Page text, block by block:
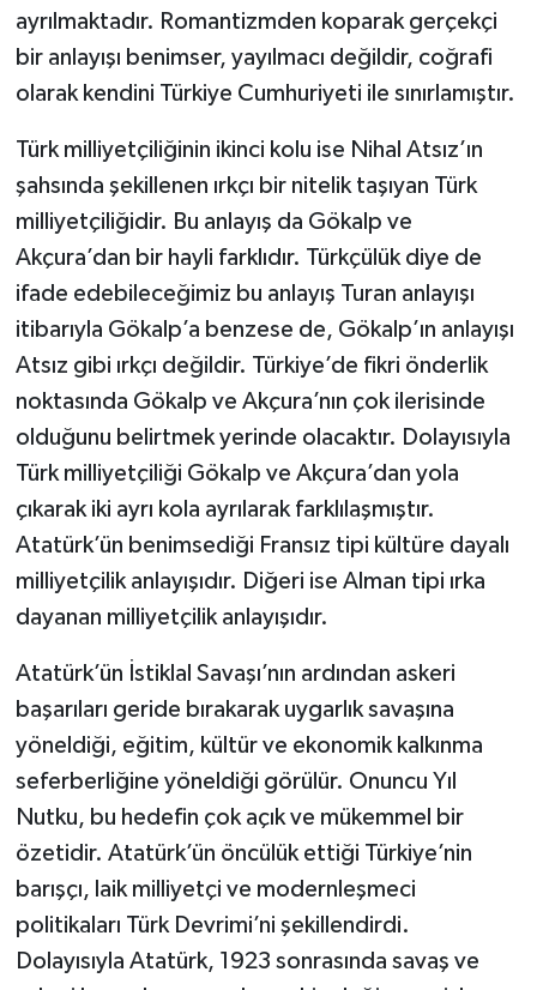
ayrılmaktadır. Romantizmden koparak gerçekçi
bir anlayışı benimser, yayılmacı değildir, coğrafi
olarak kendini Türkiye Cumhuriyeti ile sınırlamıştır.
Türk milliyetçiliğinin ikinci kolu ise Nihal Atsız’ın
şahsında şekillenen ırkçı bir nitelik taşıyan Türk
milliyetçiliğidir. Bu anlayış da Gökalp ve
Akçura’dan bir hayli farklıdır. Türkçülük diye de
ifade edebileceğimiz bu anlayış Turan anlayışı
itibarıyla Gökalp’a benzese de, Gökalp’ın anlayışı
Atsız gibi ırkçı değildir. Türkiye’de fikri önderlik
noktasında Gökalp ve Akçura’nın çok ilerisinde
olduğunu belirtmek yerinde olacaktır. Dolayısıyla
Türk milliyetçiliği Gökalp ve Akçura’dan yola
çıkarak iki ayrı kola ayrılarak farklılaşmıştır.
Atatürk’ün benimsediği Fransız tipi kültüre dayalı
milliyetçilik anlayışıdır. Diğeri ise Alman tipi ırka
dayanan milliyetçilik anlayışıdır.
Atatürk’ün İstiklal Savaşı’nın ardından askeri
başarıları geride bırakarak uygarlık savaşına
yöneldiği, eğitim, kültür ve ekonomik kalkınma
seferberliğine yöneldiği görülür. Onuncu Yıl
Nutku, bu hedefin çok açık ve mükemmel bir
özetidir. Atatürk’ün öncülük ettiği Türkiye’nin
barışçı, laik milliyetçi ve modernleşmeci
politikaları Türk Devrimi’ni şekillendirdi.
Dolayısıyla Atatürk, 1923 sonrasında savaş ve